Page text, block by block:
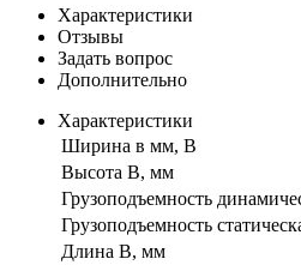
Характеристики
Отзывы
Задать вопрос
Дополнительно
Характеристики
Ширина в мм, B
Высота B, мм
Грузоподъемность
Грузоподъемность
Длина B, мм